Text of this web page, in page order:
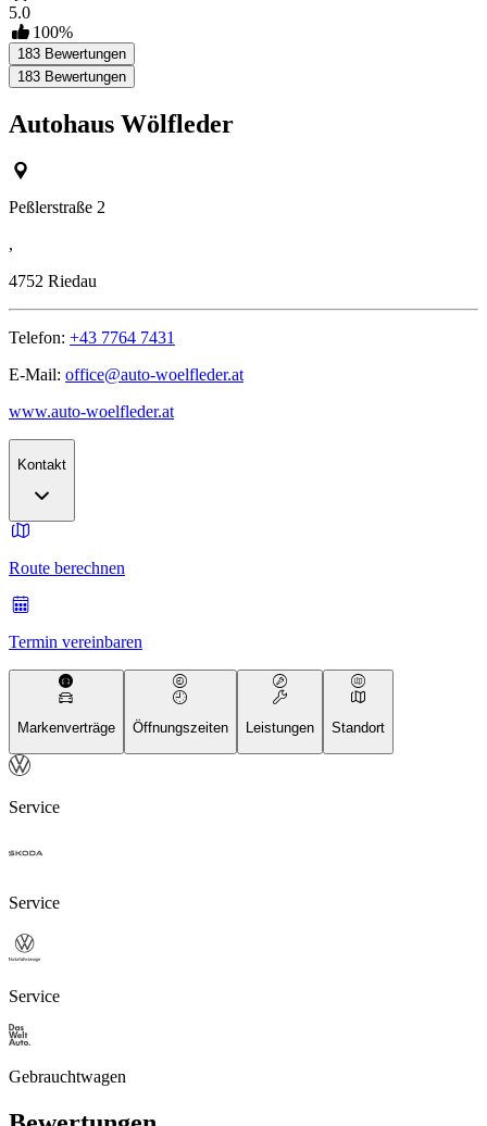
5.0
100%
183 Bewertungen
183 Bewertungen
Autohaus Wölfleder
Peßlerstraße 2
,
4752 Riedau
Telefon: +43 7764 7431
E-Mail: office@auto-woelfleder.at
www.auto-woelfleder.at
Kontakt
Route berechnen
Termin vereinbaren
Markenverträge Öffnungszeiten Leistungen Standort
Service
Service
Service
Gebrauchtwagen